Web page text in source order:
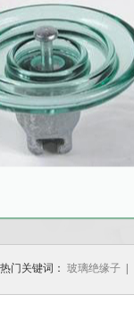
热门关键词： 玻璃绝缘子